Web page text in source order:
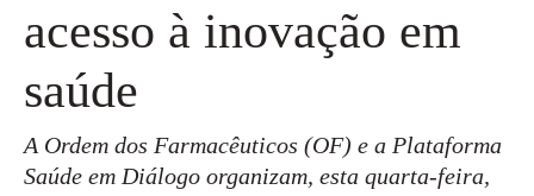
acesso à inovação em
saúde
A Ordem dos Farmacêuticos (OF) e a Plataforma
Saúde em Diálogo organizam, esta quarta-feira,